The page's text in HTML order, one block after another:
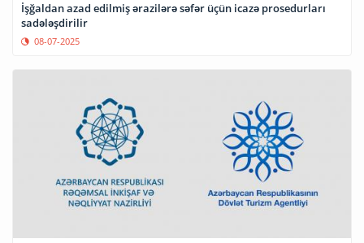
İşğaldan azad edilmiş ərazilərə səfər üçün icazə prosedurları
sadələşdirilir
08-07-2025